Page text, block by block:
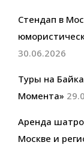
Стендап в
30.06.2026
Туры на
Момента»
Аренда
Москве и